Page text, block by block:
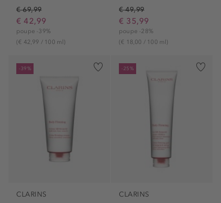
€ 69,99
€ 42,99
poupe -39%
(€ 42,99 / 100 ml)
€ 49,99
€ 35,99
poupe -28%
(€ 18,00 / 100 ml)
-39%
CLARINS
-25%
CLARINS